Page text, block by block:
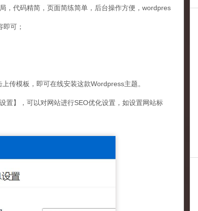
，代码精简，页面简练简单，后台操作方便，wordpres
可；
传模板，即可在线安装这款Wordpress主题。
置】，可以对网站进行SEO优化设置，如设置网站标